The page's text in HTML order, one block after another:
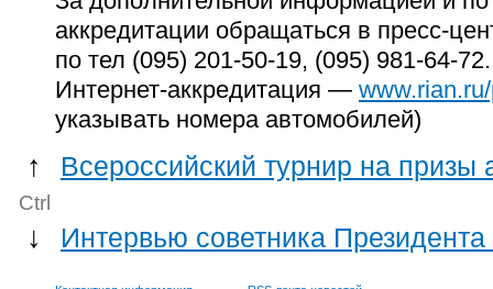
аккредитации обращаться в пресс-
по тел (095) 201-50-19, (095) 981-64-72.
Интернет-аккредитация —
указывать номера автомобилей)
↑ Всероссийский турнир на призы
Ctrl
↓ Интервью советника